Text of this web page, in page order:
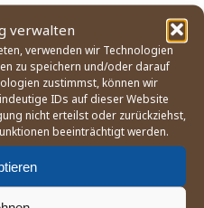
verwalten
verwenden wir Technologien
zu speichern und/oder darauf
zustimmst, können wir
IDs auf dieser Website
nicht erteilst oder zurückziehst,
beeinträchtigt werden.
Mitgliedsverband
gescheitert